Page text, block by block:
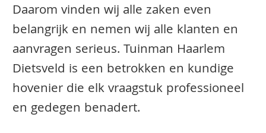
Daarom vinden wij alle zaken even
belangrijk en nemen wij alle klanten en
aanvragen serieus. Tuinman Haarlem
Dietsveld is een betrokken en kundige
hovenier die elk vraagstuk professioneel
en gedegen benadert.